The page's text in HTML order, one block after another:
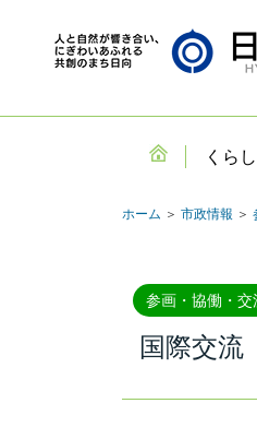
くら
ホーム ＞ 市政情報 ＞
参画・協働・交
国際交流